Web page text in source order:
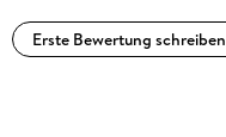
Erste Bewertung schreiben